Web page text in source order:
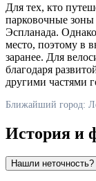
Для тех, кто
парковочные
Эспланада.
место, поэтому в
заранее. Для
благодаря
другими частями
Ближайший город:
История и
Нашли неточность?